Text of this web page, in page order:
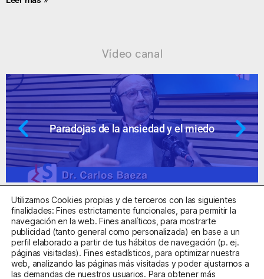
Vídeo canal
Ansiedad: supuestos
Centro Sanitario Autorizado con el código E08737002
Utilizamos Cookies propias y de terceros con las siguientes
finalidades: Fines estrictamente funcionales, para permitir la
navegación en la web. Fines analíticos, para mostrarte
publicidad (tanto general como personalizada) en base a un
perfil elaborado a partir de tus hábitos de navegación (p. ej.
páginas visitadas). Fines estadísticos, para optimizar nuestra
web, analizando las páginas más visitadas y poder ajustarnos a
las demandas de nuestros usuarios. Para obtener más